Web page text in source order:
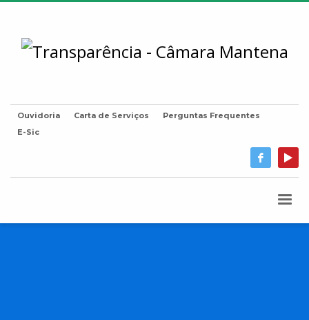
Ouvidoria Carta de Serviços
Perguntas Frequentes
E-Sic